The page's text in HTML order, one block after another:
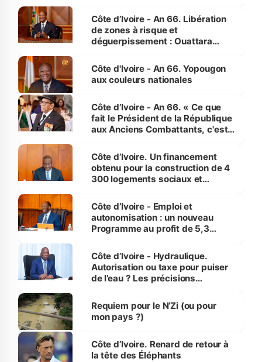
milieu des sinistrés
Côte d’Ivoire - An 66. Libération
de zones à risque et
déguerpissement : Ouattara
l'Etat de droit pour préserver les
vies humaines »
Côte d'Ivoire - An 66. Yopougon
aux couleurs nationales
Côte d’Ivoire - An 66. « Ce que
fait le Président de la République
aux Anciens Combattants, c'est
Côte d’Ivoire. Un financement
obtenu pour la construction de 4
300 logements sociaux et
et Yamoussoukro
Côte d’Ivoire - Emploi et
autonomisation : un nouveau
Programme au profit de 5,3
Côte d’Ivoire - Hydraulique.
Autorisation ou taxe pour puiser
de l’eau ? Les précisions
Requiem pour le N’Zi (ou pour
mon pays ?)
Côte d’Ivoire. Renard de retour à
la tête des Éléphants